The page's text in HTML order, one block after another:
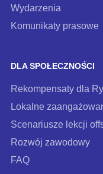
Wydarzenia
Komunikaty prasowe
DLA SPOŁECZNOŚCI
Rekompensaty dla
Lokalne
Scenariusze lekcji
Rozwój zawodowy
FAQ